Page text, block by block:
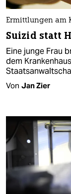
Ermittlungen am
Suizid statt
Eine junge Frau
dem
Von Jan Zier